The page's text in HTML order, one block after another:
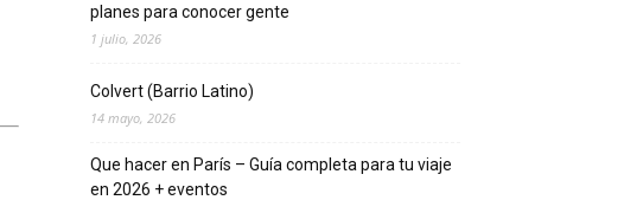
planes para conocer gente
1 julio, 2026
Colvert (Barrio Latino)
14 mayo, 2026
Que hacer en Parí­s – Guí­a completa para tu viaje
en 2026 + eventos